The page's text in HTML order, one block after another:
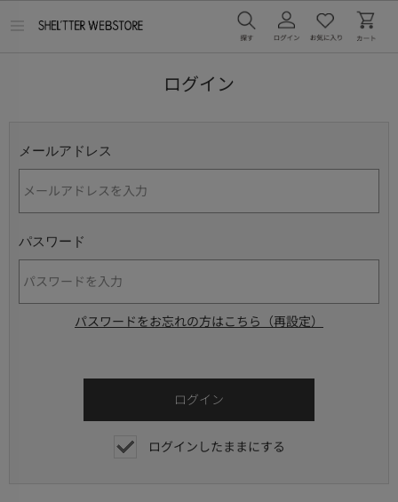
ログイン
メールアドレス
パスワード
パスワードをお忘れの方はこちら（再設定）
ログインしたままにする